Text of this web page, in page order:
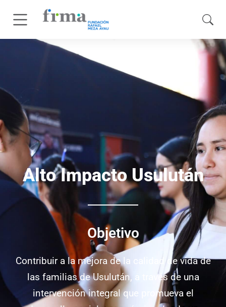
Alto Impacto Usulután
Objetivo
Contribuir a la mejora de la calidad de vida de
las familias de Usulután, a través de una
intervención integral que promueva el